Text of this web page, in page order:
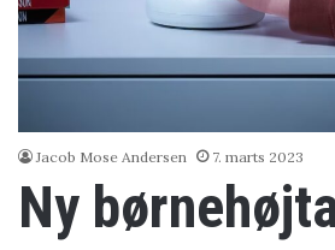
Jacob Mose Andersen 7. marts 2023
Ny